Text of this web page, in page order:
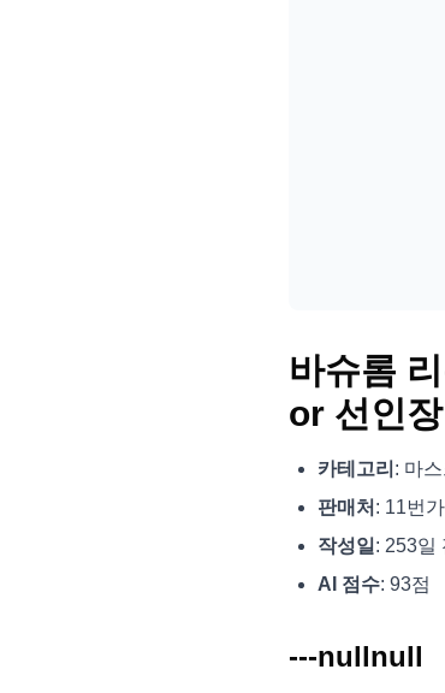
바슈롬
or 선인
카테고리 : 마
판매처 : 11번가
작성일: 253일
AI 점수: 93점
---nullnull